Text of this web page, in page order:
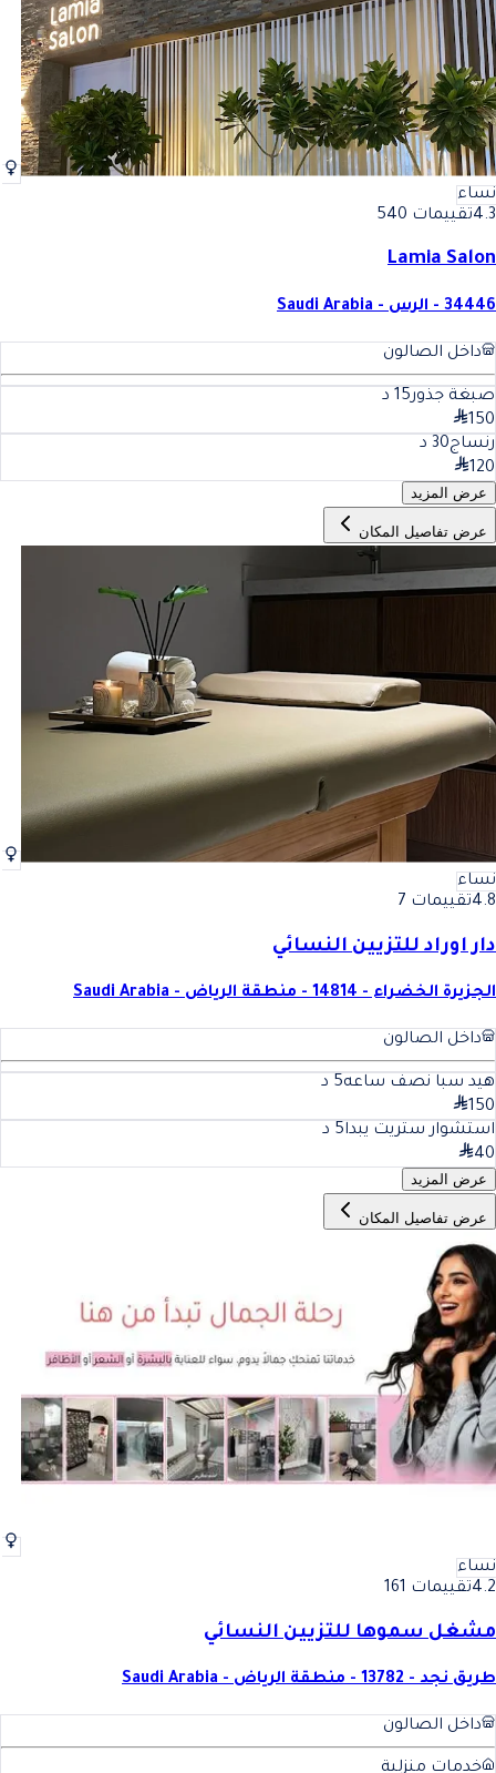
نساء
4.3تقييمات 540
Lamia Salon
34446 - الرس - Saudi Arabia
داخل الصالون
صبغة جذور15 د
150
رنساج30 د
120
عرض المزيد
عرض تفاصيل المكان
نساء
4.8تقييمات 7
دار اوراد للتزيين النسائي
الجزيرة الخضراء - 14814 - منطقة الرياض - Saudi Arabia
داخل الصالون
هيد سبا نصف ساعه5 د
150
استشوار ستريت يبدا5 د
40
عرض المزيد
عرض تفاصيل المكان
نساء
4.2تقييمات 161
مشغل سموها للتزيين النسائي
طريق نجد - 13782 - منطقة الرياض - Saudi Arabia
داخل الصالون
خدمات منزلية